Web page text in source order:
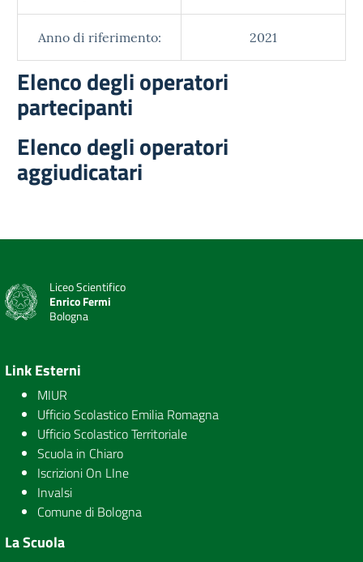
Anno di riferimento: 2021
Elenco degli operatori
partecipanti
Elenco degli operatori
aggiudicatari
Liceo Scientifico
Enrico Fermi
Bologna
Link Esterni
MIUR
Ufficio Scolastico Emilia Romagna
Ufficio Scolastico Territoriale
Scuola in Chiaro
Iscrizioni On LIne
Invalsi
Comune di Bologna
La Scuola